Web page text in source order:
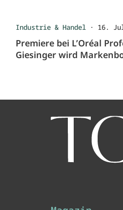
Industrie & Handel · 16.
Premiere bei L’Oréal
Giesinger wird